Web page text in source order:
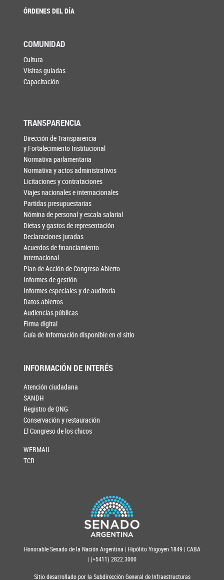
ÓRDENES DEL DÍA
COMUNIDAD
Cultura
Visitas guiadas
Capacitación
TRANSPARENCIA
Dirección de Transparencia
y Fortalecimiento Institucional
Normativa parlamentaria
Normativa y actos administrativos
Licitaciones y contrataciones
Viajes nacionales e internacionales
Partidas presupuestarias
Nómina de personal y escala salarial
Dietas y gastos de representación
Declaraciones juradas
Acuerdos de financiamiento
internacional
Plan de Acción de Congreso Abierto
Informes de gestión
Informes especiales y de auditoría
Datos abiertos
Audiencias públicas
Firma digital
Guía de información disponible en el sitio
INFORMACIÓN DE INTERÉS
Atención ciudadana
SANDH
Registro de ONG
Conservación y restauración
El Congreso de los chicos
WEBMAIL
TCR
Honorable Senado de la Nación Argentina | Hipólito Yrigoyen 1849 | CABA
| (+5411) 2822.3000
Sitio desarrollado por la Subdirección General de Infraestructuras